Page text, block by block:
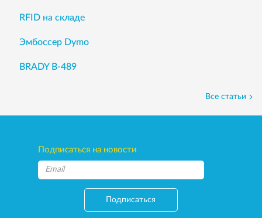
RFID на складе
Эмбоссер Dymo
BRADY B-489
Все статьи
Подписаться на новости
Подписаться